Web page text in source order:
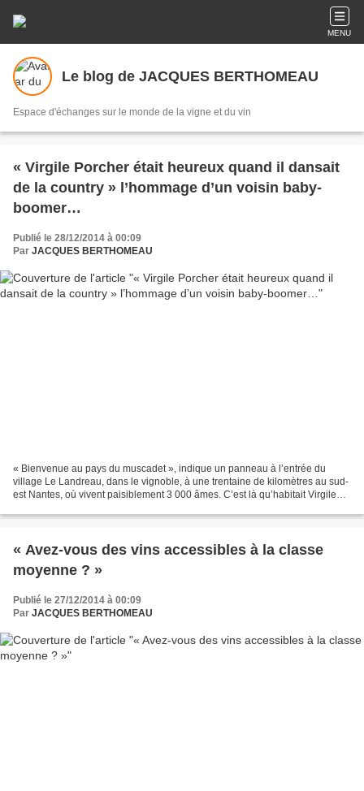
MENU
Le blog de JACQUES BERTHOMEAU
Espace d'échanges sur le monde de la vigne et du vin
« Virgile Porcher était heureux quand il dansait
de la country » l’hommage d’un voisin baby-
boomer…
Publié le 28/12/2014 à 00:09
Par JACQUES BERTHOMEAU
« Bienvenue au pays du muscadet », indique un panneau à l’entrée du
village Le Landreau, dans le vignoble, à une trentaine de kilomètres au sud-
est Nantes, où vivent paisiblement 3 000 âmes. C’est là qu’habitait Virgile
« Avez-vous des vins accessibles à la classe
moyenne ? »
Publié le 27/12/2014 à 00:09
Par JACQUES BERTHOMEAU